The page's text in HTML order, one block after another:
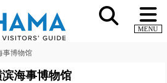
MENU
事博物馆
海事博物馆